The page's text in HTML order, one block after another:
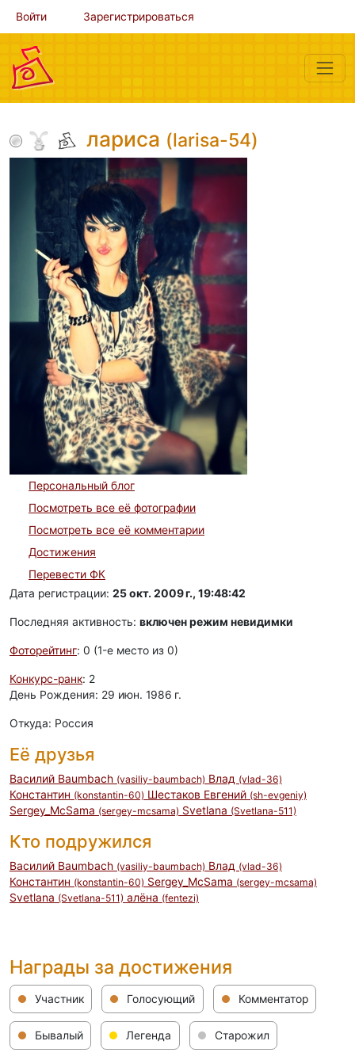
Войти Зарегистрироваться
лариса (larisa-54)
Персональный блог
Посмотреть все её фотографии
Посмотреть все её комментарии
Достижения
Перевести ФК
Дата регистрации: 25 окт. 2009 г., 19:48:42
Последняя активность: включен режим невидимки
Фоторейтинг: 0 (1-e место из 0)
Конкурс-ранк: 2
День Рождения: 29 июн. 1986 г.
Откуда: Россия
Её друзья
Василий Baumbach (vasiliy-baumbach) Влад (vlad-36)
Константин (konstantin-60) Шестаков Евгений (sh-evgeniy)
Sergey_McSama (sergey-mcsama) Svetlana (Svetlana-511)
Кто подружился
Василий Baumbach (vasiliy-baumbach) Влад (vlad-36)
Константин (konstantin-60) Sergey_McSama (sergey-mcsama)
Svetlana (Svetlana-511) алёна (fentezi)
Награды за достижения
Участник Голосующий Комментатор
Бывалый Легенда Старожил